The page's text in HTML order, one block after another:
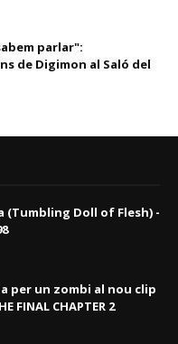
parlar":
de Digimon al Saló del
(Tumbling Doll of Flesh) -
per un zombi al nou clip
FINAL CHAPTER 2